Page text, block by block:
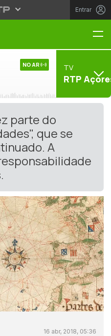
Entrar
NO AR TV
RTP
parte do
que se
A
16 abr, 2018, 05:36